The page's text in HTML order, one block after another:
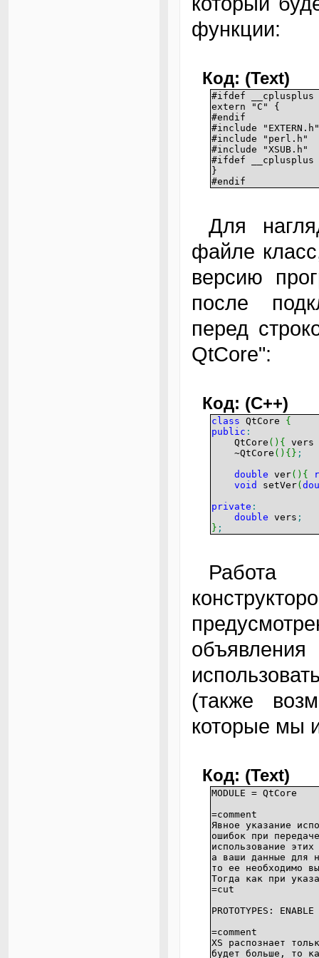
функции:
Код: (Text)
#ifdef __cplusplus
extern "C" {
#endif
#include "EXTERN.h"
#include "perl.h"
#include "XSUB.h"
#ifdef __cplusplus
}
#endif
Для наглядного примера создадим в этом
файле
версию
после
перед
QtCore":
Код: (C++)
class QtCore {
public :
QtCore ( ) {
vers
~QtCore ( ) { } ;
double ver( ) {
void
setVer(
private :
double vers ;
} ;
Работа с обычными функциями,
(также
которые мы
Код: (Text)
MODULE =
=comment
Явное указание
ошибок при
использование
а ваши данные для
то ее необходимо
Тогда как при
=cut
PROTOTYPES: ENABLE
=comment
XS распознает
будет больше, то